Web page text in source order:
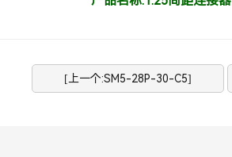
[上一个:SM5-28P-30-C5]